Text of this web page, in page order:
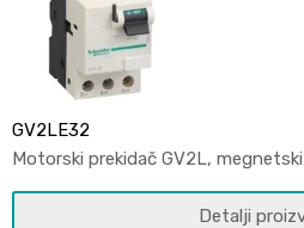
GV2LE32
Motorski prekidač GV2L,
Detalji